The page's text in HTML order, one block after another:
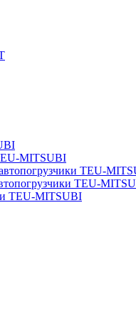
MITSUBI
TEU-
TEU-
TEU-MITSUBI